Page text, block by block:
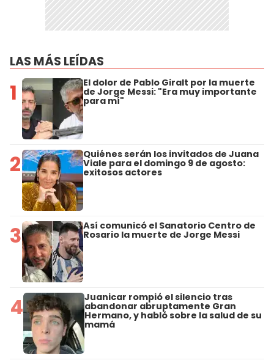
LAS MÁS LEÍDAS
1 El dolor de Pablo Giralt por la muerte
de Jorge Messi: "Era muy importante
para mí"
2 Quiénes serán los invitados de Juana
Viale para el domingo 9 de agosto:
exitosos actores
3 Así comunicó el Sanatorio Centro de
Rosario la muerte de Jorge Messi
4 Juanicar rompió el silencio tras
abandonar abruptamente Gran
Hermano, y habló sobre la salud de su
mamá